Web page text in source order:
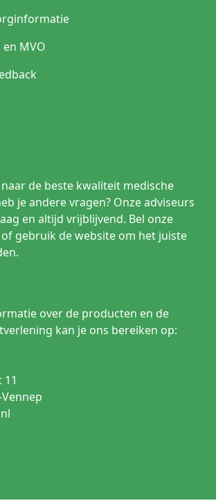
MVO
de beste kwaliteit medische
je andere vragen? Onze adviseurs
en altijd vrijblijvend. Bel onze
gebruik de website om het juiste
over de producten en de
kan je ons bereiken op: